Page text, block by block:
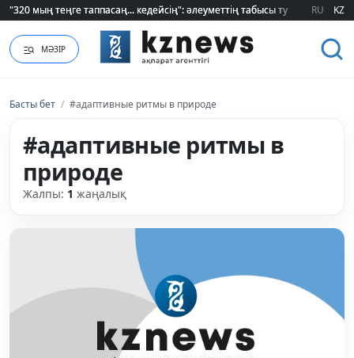
"320 мың теңге таппасаң... кедейсің": әлеуметтің табысы туралы түсінігі
"320 мың теңге таппасаң... кедейсің": әлеуметтің табысы туралы түсінігі
RU KZ
МӘЗІР
Басты бет / #адаптивные ритмы в природе
#адаптивные ритмы в
природе
Жалпы: 1 жаңалық